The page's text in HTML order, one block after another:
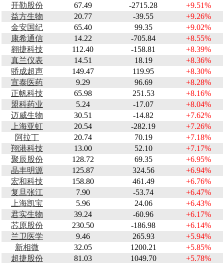
开勒股份
67.49 -2715.28
+9.51%
益方生物
20.77 -39.55
+9.26%
金安国纪
65.40 99.35
+9.02%
康希通信
14.22 -705.84
+8.55%
翱捷科技
112.40 -158.81
+8.39%
真兰仪表
14.51 18.19
+8.36%
骄成超声
149.47 119.95
+8.30%
宣泰医药
9.29 96.69
+8.28%
正帆科技
65.98 251.53
+8.16%
盟科药业
5.24 -17.07
+8.04%
迈威生物
30.51 -14.82
+7.62%
上海亚虹
20.54 -282.19
+7.26%
阿拉丁
20.74 70.19
+7.18%
翔港科技
13.00 52.10
+7.17%
聚辰股份
128.72 69.35
+6.95%
晶丰明源
125.87 324.56
+6.94%
宏和科技
158.80 461.49
+6.76%
复旦张江
7.90 -53.74
+6.47%
上海凯宝
5.96 24.06
+6.43%
君实生物
39.24 -60.96
+6.17%
芯原股份
230.50 -186.98
+6.14%
兰卫医学
9.46 265.93
+5.94%
新相微
32.05 1200.21
+5.85%
超捷股份
81.03 1049.70
+5.78%